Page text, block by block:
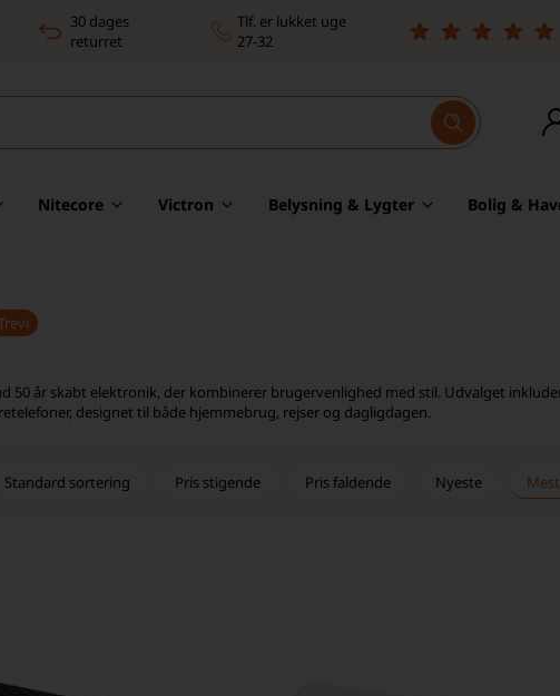
30 dages
returret
Tlf. er lukket uge
27-32
Nitecore Victron Belysning & Lygter Bolig &
50 år skabt elektronik, der kombinerer brugervenlighed med stil. Udvalget
designet til både hjemmebrug, rejser og dagligdagen.
Standard sortering Pris stigende Pris faldende Nyeste